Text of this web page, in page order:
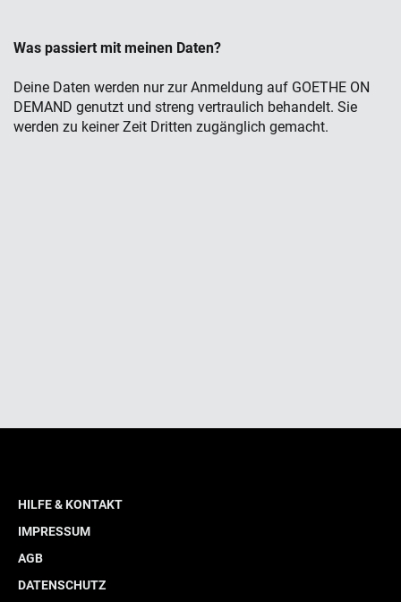
Was passiert mit meinen Daten?
Deine Daten werden nur zur Anmeldung auf GOETHE ON
DEMAND genutzt und streng vertraulich behandelt. Sie
werden zu keiner Zeit Dritten zugänglich gemacht.
HILFE & KONTAKT
IMPRESSUM
AGB
DATENSCHUTZ